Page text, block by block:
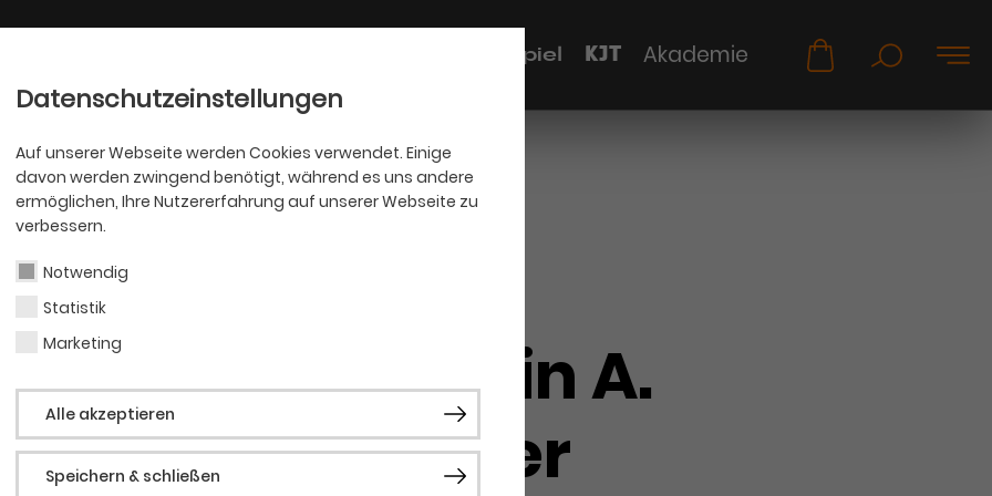
Datenschutzeinstellungen
Auf unserer Webseite werden Cookies verwendet. Einige
davon werden zwingend benötigt, während es uns andere
ermöglichen, Ihre Nutzererfahrung auf unserer Webseite zu
verbessern.
Notwendig
Statistik
Marketing
Alle akzeptieren
Speichern & schließen
Schauspiel KJT Akademie
Kathrin A.
Denner